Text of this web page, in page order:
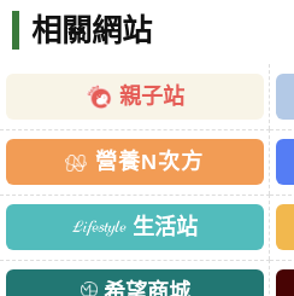
相關網站
親子站
營養N次方
生活站